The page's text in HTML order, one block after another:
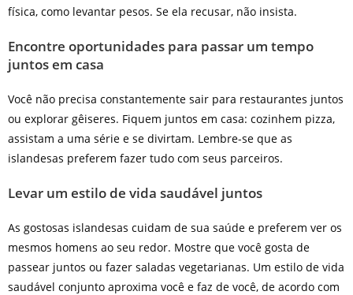
física, como levantar pesos. Se ela recusar, não insista.
Encontre oportunidades para passar um tempo
juntos em casa
Você não precisa constantemente sair para restaurantes juntos
ou explorar gêiseres. Fiquem juntos em casa: cozinhem pizza,
assistam a uma série e se divirtam. Lembre-se que as
islandesas preferem fazer tudo com seus parceiros.
Levar um estilo de vida saudável juntos
As gostosas islandesas cuidam de sua saúde e preferem ver os
mesmos homens ao seu redor. Mostre que você gosta de
passear juntos ou fazer saladas vegetarianas. Um estilo de vida
saudável conjunto aproxima você e faz de você, de acordo com